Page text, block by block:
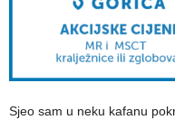
Sjeo sam u neku kafanu